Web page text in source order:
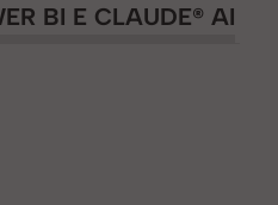
BI E CLAUDE® AI